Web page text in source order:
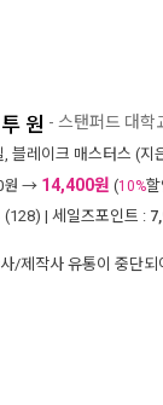
원 - 스탠퍼드 대학
, 블레이크 매스터스 (지
원 → 14,400원 (10%할
(128) | 세일즈포인트 :
/제작사 유통이 중단되